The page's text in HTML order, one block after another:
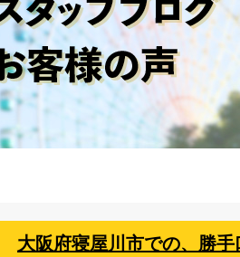
大阪府寝屋川市での、勝